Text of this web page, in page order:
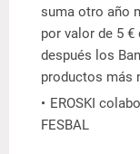
suma otro año
por valor de 5
después los
productos más
EROSKI
FESBAL